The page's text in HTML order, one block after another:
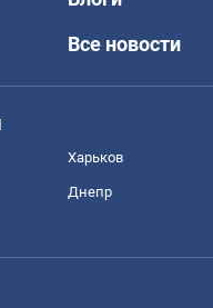
Все новости
Харьков
Днепр